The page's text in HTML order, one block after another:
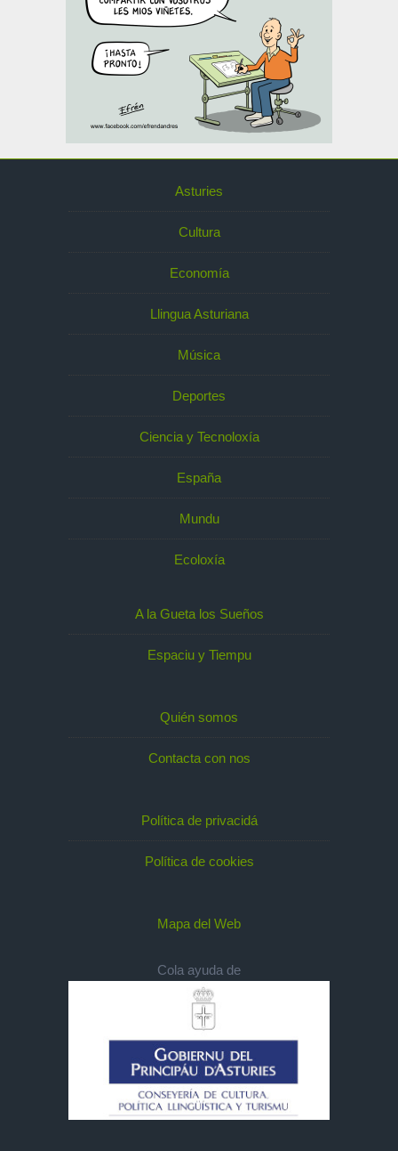
Asturies
Cultura
Economía
Llingua Asturiana
Música
Deportes
Ciencia y Tecnoloxía
España
Mundu
Ecoloxía
A la Gueta los Sueños
Espaciu y Tiempu
Quién somos
Contacta con nos
Política de privacidá
Política de cookies
Mapa del Web
Cola ayuda de